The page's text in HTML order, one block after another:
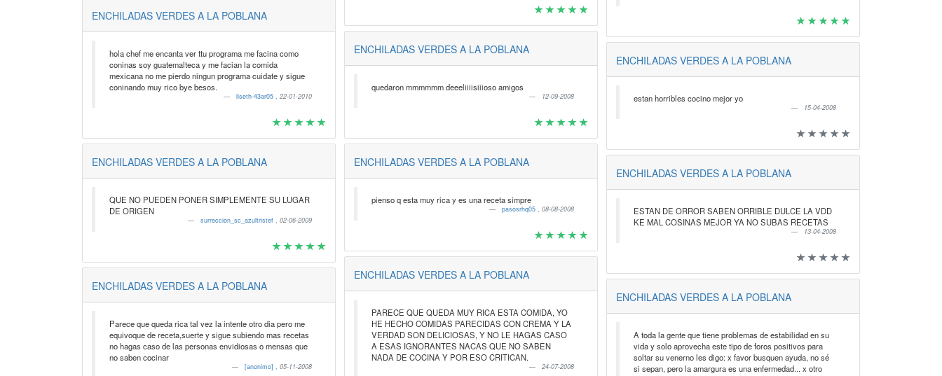
ENCHILADAS VERDES A LA POBLANA
hola chef me encanta ver ttu programa me facina como
coninas soy guatemalteca y me facian la comida
mexicana no me pierdo ningun programa cuidate y sigue
coninando muy rico bye besos.
liseth-43ar05,22-01-2010
ENCHILADAS VERDES A LA POBLANA
QUE NO PUEDEN PONER SIMPLEMENTE SU LUGAR
DE ORIGEN
surreccion_sc_azultristef,02-06-2009
ENCHILADAS VERDES A LA POBLANA
Parece que queda rica tal vez la intente otro dia pero me
equivoque de receta,suerte y sigue subiendo mas recetas
no hagas caso de las personas envidiosas o mensas que
no saben cocinar
[anonimo],05-11-2008
ENCHILADAS VERDES A LA POBLANA
quedaron mmmmmm deeeliiiisiiioso amigos
12-09-2008
ENCHILADAS VERDES A LA POBLANA
pienso q esta muy rica y es una receta simpre
pasosrhq05,08-08-2008
ENCHILADAS VERDES A LA POBLANA
PARECE QUE QUEDA MUY RICA ESTA COMIDA, YO
HE HECHO COMIDAS PARECIDAS CON CREMA Y LA
VERDAD SON DELICIOSAS, Y NO LE HAGAS CASO
A ESAS IGNORANTES NACAS QUE NO SABEN
NADA DE COCINA Y POR ESO CRITICAN.
24-07-2008
ENCHILADAS VERDES A LA POBLANA
estan horribles cocino mejor yo
15-04-2008
ENCHILADAS VERDES A LA POBLANA
ESTAN DE ORROR SABEN ORRIBLE DULCE LA VDD
KE MAL COSINAS MEJOR YA NO SUBAS RECETAS
13-04-2008
ENCHILADAS VERDES A LA POBLANA
A toda la gente que tiene problemas de estabilidad en su
vida y solo aprovecha este tipo de foros positivos para
soltar su venerno les digo: x favor busquen ayuda, no sé
si sepan, pero la amargura es una enfermedad... x otro